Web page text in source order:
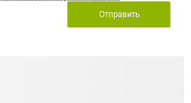
Отправить